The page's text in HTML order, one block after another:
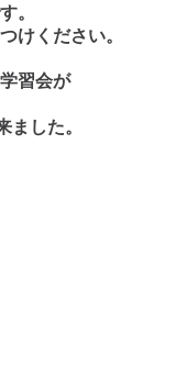
。
けください。
習会が
した。